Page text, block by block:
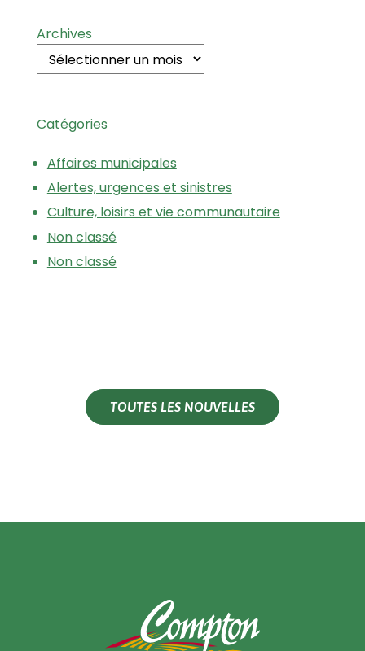
Archives
Catégories
Affaires municipales
Alertes, urgences et sinistres
Culture, loisirs et vie communautaire
Non classé
Non classé
TOUTES LES NOUVELLES